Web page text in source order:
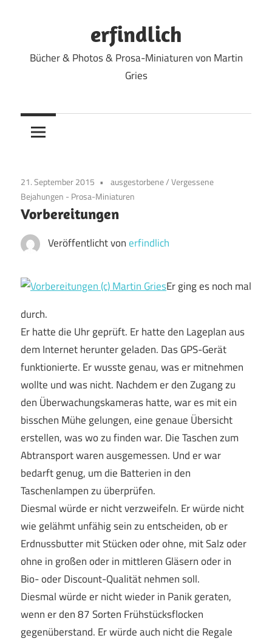
erfindlich
Bücher & Photos & Prosa-Miniaturen von Martin
Gries
21. September 2015 ausgestorbene/Vergessene
Bejahungen - Prosa-Miniaturen
Vorbereitungen
Veröffentlicht vonerfindlich
Er ging es noch mal
durch.
Er hatte die Uhr geprüft. Er hatte den Lageplan aus
dem Internet herunter geladen. Das GPS-Gerät
funktionierte. Er wusste genau, was er mitnehmen
wollte und was nicht. Nachdem er den Zugang zu
den Überwachungskameras hatte, war es mit ein
bisschen Mühe gelungen, eine genaue Übersicht
erstellen, was wo zu finden war. Die Taschen zum
Abtransport waren ausgemessen. Und er war
bedarft genug, um die Batterien in den
Taschenlampen zu überprüfen.
Diesmal würde er nicht verzweifeln. Er würde nicht
wie gelähmt unfähig sein zu entscheiden, ob er
Erdnussbutter mit Stücken oder ohne, mit Salz oder
ohne in großen oder in mittleren Gläsern oder in
Bio- oder Discount-Qualität nehmen soll.
Diesmal würde er nicht wieder in Panik geraten,
wenn er den 87 Sorten Frühstücksflocken
gegenüberstand. Er würde auch nicht die Regale